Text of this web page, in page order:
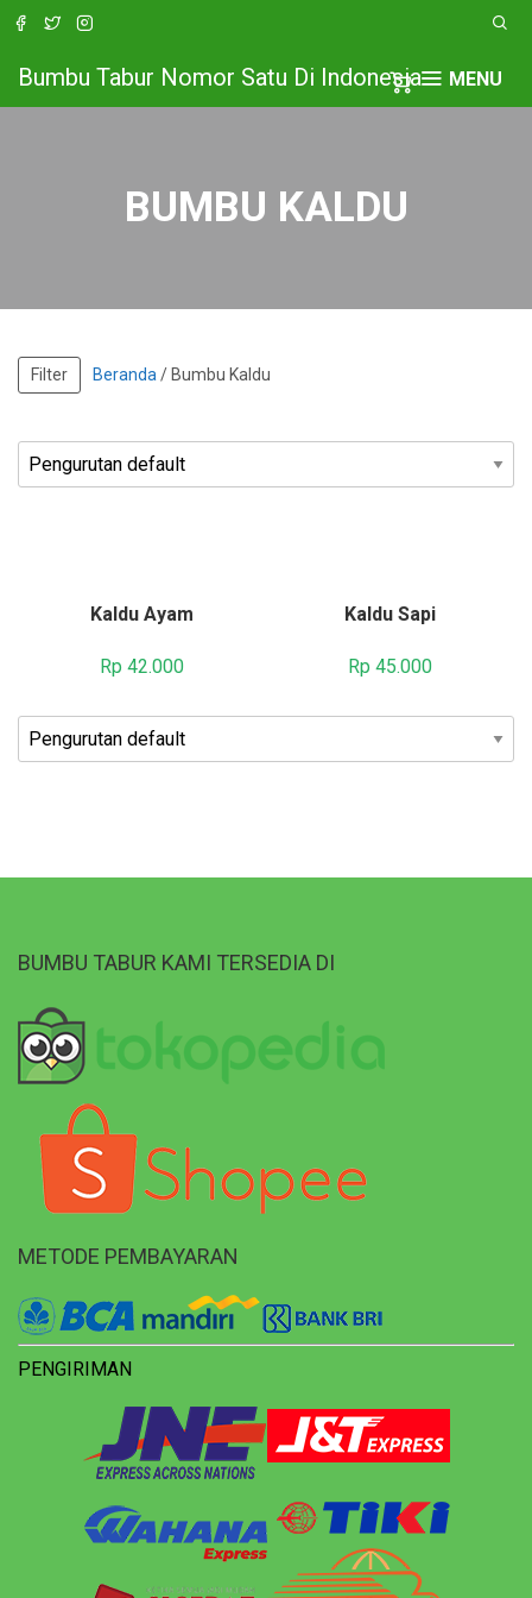
MENU
Bumbu Tabur Nomor Satu Di Indonesia
BUMBU KALDU
Filter Beranda / Bumbu Kaldu
Kaldu Ayam
Rp 42.000
Kaldu Sapi
Rp 45.000
BUMBU TABUR KAMI TERSEDIA DI
METODE PEMBAYARAN
PENGIRIMAN